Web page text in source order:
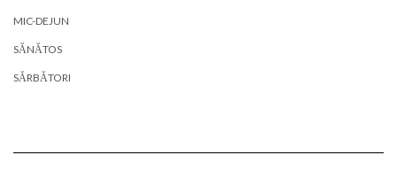
MIC-DEJUN
SĂNĂTOS
SĂRBĂTORI